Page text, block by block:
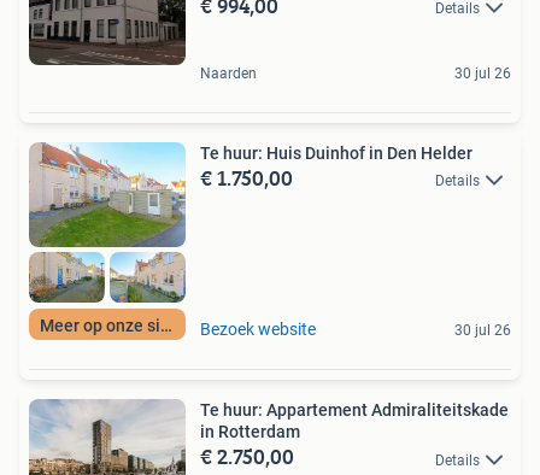
Details
Naarden 30 jul 26
Meer op onze site
Te huur: Huis Duinhof in Den Helder
€ 1.750,00 Details
Bezoek website 30 jul 26
Te huur: Appartement Admiraliteitskade
in Rotterdam
€ 2.750,00 Details